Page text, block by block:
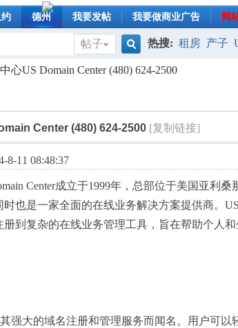
德州 我要发帖 我要做商业广告 网
帖子
搜
索
热搜: 租房 产子
心US Domain Center (480) 624-2500
Center (480) 624-2500 [复制链接]
8-11 08:48:37
Center成立于1999年，总部位于美国亚利
也是一家全面的在线业务解决方案提供商。
册到复杂的在线业务管理工具，旨在帮助个人
其强大的域名注册和管理服务而闻名。用户可